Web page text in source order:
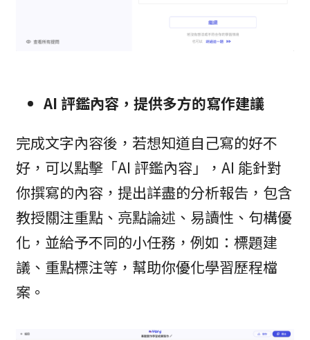
AI 評鑑內容，提供多方的寫作建議
完成文字內容後，若想知道自己寫的好不
好，可以點擊「AI 評鑑內容」，AI 能針對
你撰寫的內容，提出詳盡的分析報告，包含
教授關注重點、亮點論述、易讀性、句構優
化，並給予不同的小任務，例如：標題建
議、重點標注等，幫助你優化學習歷程檔
案。